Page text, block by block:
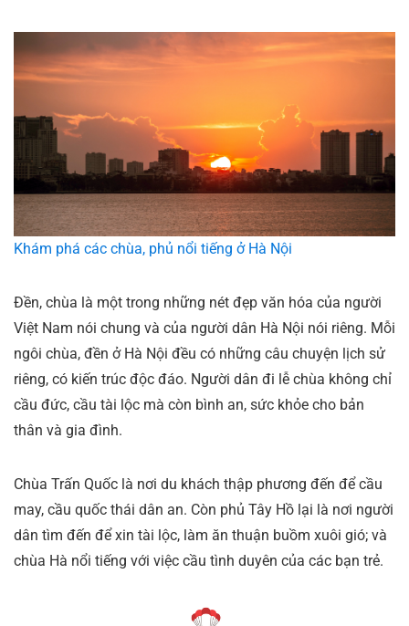
Khám phá các chùa, phủ nổi tiếng ở Hà Nội
Đền, chùa là một trong những nét đẹp văn hóa của người
Việt Nam nói chung và của người dân Hà Nội nói riêng. Mỗi
ngôi chùa, đền ở Hà Nội đều có những câu chuyện lịch sử
riêng, có kiến trúc độc đáo. Người dân đi lễ chùa không chỉ
cầu đức, cầu tài lộc mà còn bình an, sức khỏe cho bản
thân và gia đình.
Chùa Trấn Quốc là nơi du khách thập phương đến để cầu
may, cầu quốc thái dân an. Còn phủ Tây Hồ lại là nơi người
dân tìm đến để xin tài lộc, làm ăn thuận buồm xuôi gió; và
chùa Hà nổi tiếng với việc cầu tình duyên của các bạn trẻ.